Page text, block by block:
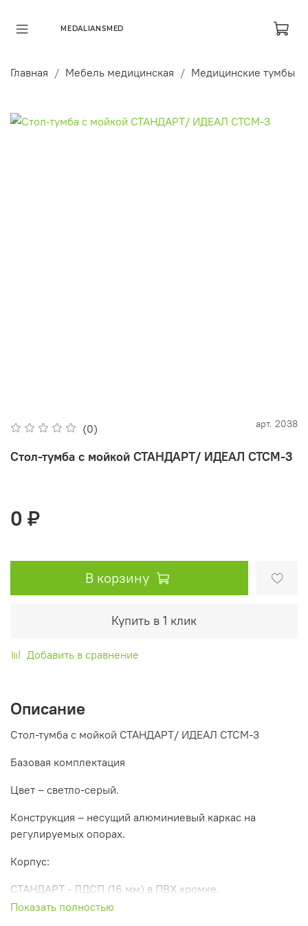
MEDALIANSMED
Главная Мебель медицинская Медицинские тумбы
(0) арт. 2038
Стол-тумба с мойкой СТАНДАРТ/ ИДЕАЛ СТСМ-3
0 ₽
В корзину
Купить в 1 клик
Добавить в сравнение
Описание
Стол-тумба с мойкой СТАНДАРТ/ ИДЕАЛ СТСМ-3
Базовая комплектация
Цвет – светло-серый.
Конструкция – несущий алюминиевый каркас на
регулируемых опорах.
Корпус:
СТАНДАРТ - ЛДСП (16 мм) в ПВХ кромке.
Показать полностью